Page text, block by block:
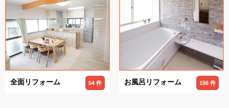
全面リフォーム 54 件 お風呂リフォーム 156 件